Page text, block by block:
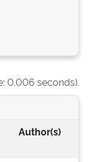
0.006 seconds).
Author(s)